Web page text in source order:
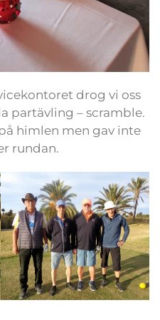
drog vi oss
partävling – scramble.
himlen men gav inte
rundan.